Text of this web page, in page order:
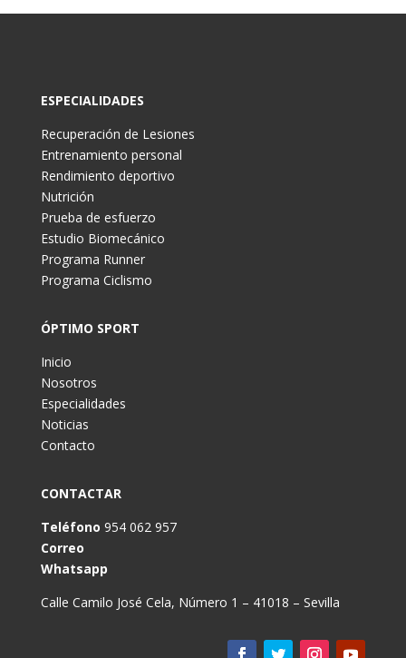
ESPECIALIDADES
Recuperación de Lesiones
Entrenamiento personal
Rendimiento deportivo
Nutrición
Prueba de esfuerzo
Estudio Biomecánico
Programa Runner
Programa Ciclismo
ÓPTIMO SPORT
Inicio
Nosotros
Especialidades
Noticias
Contacto
CONTACTAR
Teléfono 954 062 957
Correo
Whatsapp
Calle Camilo José Cela, Número 1 – 41018 – Sevilla